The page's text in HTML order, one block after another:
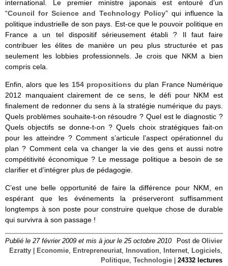
international. Le premier ministre japonais est entouré d’un
“Council for Science and Technology Policy” qui influence la
politique industrielle de son pays. Est-ce que le pouvoir politique en
France a un tel dispositif sérieusement établi ? Il faut faire
contribuer les élites de manière un peu plus structurée et pas
seulement les lobbies professionnels. Je crois que NKM a bien
compris cela.
Enfin, alors que les 154 propositions du plan France Numérique
2012 manquaient clairement de ce sens, le défi pour NKM est
finalement de redonner du sens à la stratégie numérique du pays.
Quels problèmes souhaite-t-on résoudre ? Quel est le diagnostic ?
Quels objectifs se donne-t-on ? Quels choix stratégiques fait-on
pour les atteindre ? Comment s’articule l’aspect opérationnel du
plan ? Comment cela va changer la vie des gens et aussi notre
compétitivité économique ? Le message politique a besoin de se
clarifier et d’intégrer plus de pédagogie.
C’est une belle opportunité de faire la différence pour NKM, en
espérant que les événements la préserveront suffisamment
longtemps à son poste pour construire quelque chose de durable
qui survivra à son passage !
Publié le 27 février 2009 et mis à jour le 25 octobre 2010 Post de Olivier
Ezratty
Economie, Entrepreneuriat, Innovation, Internet, Logiciels,
Politique, Technologie 24332 lectures